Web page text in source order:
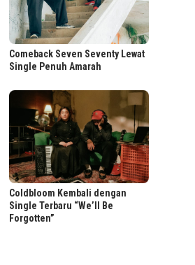
Comeback Seven Seventy Lewat
Single Penuh Amarah
Coldbloom Kembali dengan
Single Terbaru “We’ll Be
Forgotten”